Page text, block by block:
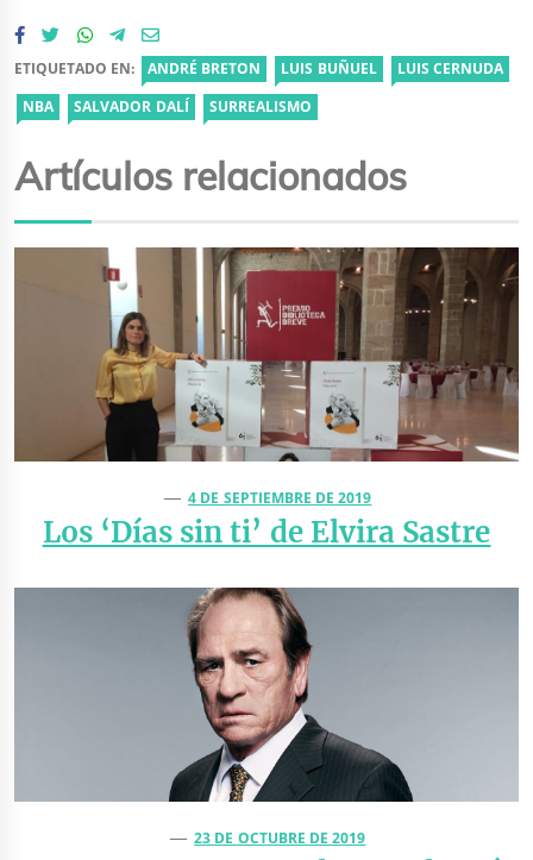
ETIQUETADO EN: ANDRÉ BRETON LUIS BUÑUEL
LUIS CERNUDA
NBA
SALVADOR DALÍ SURREALISMO
Artículos relacionados
4 DE SEPTIEMBRE DE 2019
Los ‘Días sin ti’ de Elvira Sastre
23 DE OCTUBRE DE 2019